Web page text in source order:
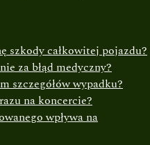
szkody całkowitej pojazdu?
za błąd medyczny?
szczegółów wypadku?
na koncercie?
wpływa na